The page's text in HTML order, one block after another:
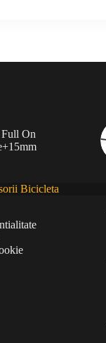
On
Bicicleta